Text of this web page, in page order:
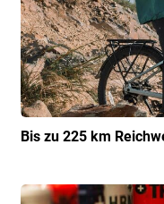
Bis zu 225 km